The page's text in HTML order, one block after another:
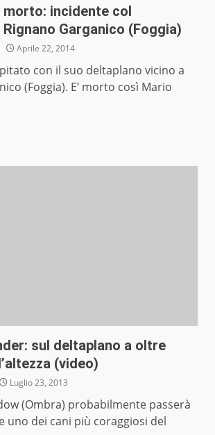
morto: incidente col
Garganico (Foggia)
Aprile 22, 2014
con il suo deltaplano vicino a
(Foggia). E’ morto così Mario
sul deltaplano a oltre
(video)
Luglio 23, 2013
(Ombra) probabilmente passerà
uno dei cani più coraggiosi del